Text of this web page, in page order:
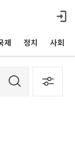
제 정치 사회